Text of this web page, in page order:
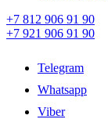
+7 812 906 91 90
+7 921 906 91 90
Telegram
Whatsapp
Viber